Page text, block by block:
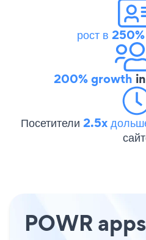
рост в 250%
200% growth
Посетители 2.5x
POWR